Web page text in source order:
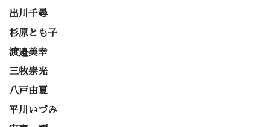
出川千尋
杉原とも子
渡邉美幸
三牧崇光
八戸由夏
平川いづみ